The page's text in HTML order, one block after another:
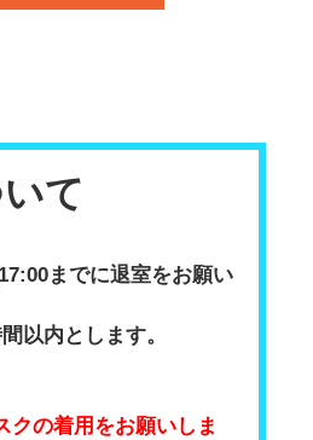
て
までに退室をお願い
以内とします。
クの着用をお願いしま